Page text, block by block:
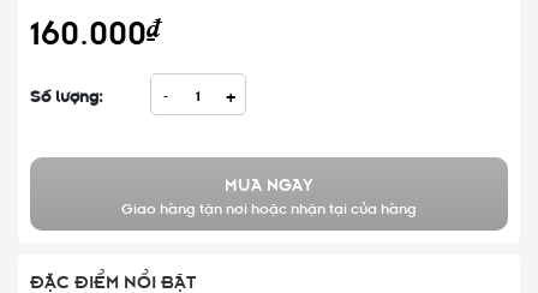
160.000₫
Số lượng: - +
MUA NGAY
Giao hàng tận nơi hoặc nhận tại cửa hàng
ĐẶC ĐIỂM NỔI BẬT